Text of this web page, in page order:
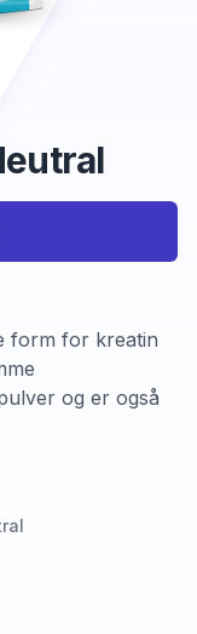
form for kreatin
og er også